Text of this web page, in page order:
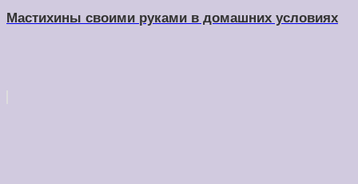
Мастихины своими руками в домашних условиях